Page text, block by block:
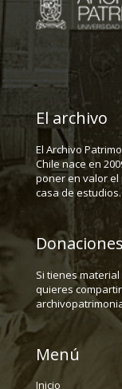
El archivo
El Archivo
Chile nace en
poner en valor
casa de estudios.
Donaciones
Si tienes
quieres
Menú
Inicio